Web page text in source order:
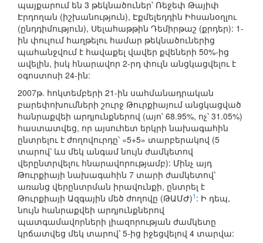
պայքարում են 3 թեկնածուներ՝ Ռեջեփ Թայիփ
Էրդողան (իշխանություն), Էքմելեդդին Իհսանօղլու
(ընդդիմություն), Սելահաթթին Դեմիրթաշ (քրդեր): 1-
ին փուլում հաղթելու համար թեկնածուներից
պահանջվում է հավաքել վավեր քվեների 50%-ից
ավելին, իսկ հնարավոր 2-րդ փուլն անցկացվելու է
օգոստոսի 24-ին:
2007թ. հոկտեմբերի 21-ին սահմանադրական
բարեփոխումների շուրջ Թուրքիայում անցկացված
հանրաքվեի արդյունքներով (այո՝ 68.95%, ոչ՝ 31.05%)
հաստատվեց, որ այսուհետ երկրի նախագահին
ընտրելու է ժողովուրդը՝ «5+5» տարբերակով (5
տարով՝ ևս մեկ անգամ նույն ժամկետով
վերընտրվելու հնարավորությամբ): Մինչ այդ
Թուրքիայի նախագահին 7 տարի ժամկետով՝
առանց վերընտրման իրավունքի, ընտրել է
Թուրքիայի Ազգային մեծ ժողովը (ԹԱՄԺ)1 : Ի դեպ,
նույն հանրաքվեի արդյունքներով
պատգամավորների լիազորության ժամկետը
կրճատվեց մեկ տարով՝ 5-ից իջեցվելով 4 տարվա: